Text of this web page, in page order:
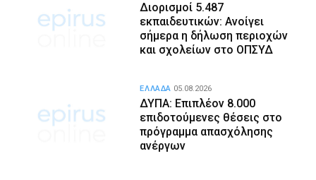
Διορισμοί 5.487
εκπαιδευτικών: Ανοίγει
σήμερα η δήλωση περιοχών
και σχολείων στο ΟΠΣΥΔ
ΔΥΠΑ: Επιπλέον 8.000
επιδοτούμενες θέσεις στο
πρόγραμμα απασχόλησης
ανέργων
ΕΛΛΑΔΑ 05.08.2026